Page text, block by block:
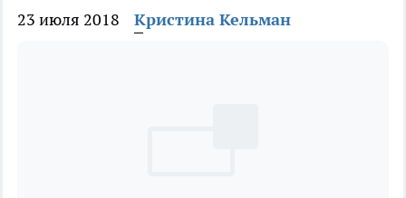
23 июля 2018 Кристина Кельман